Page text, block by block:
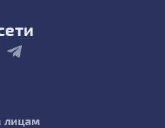
лицам